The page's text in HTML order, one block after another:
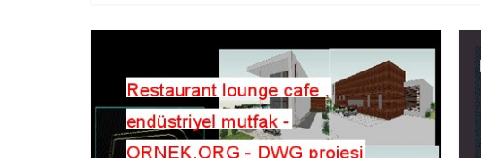
b
o
k
st A
p
p